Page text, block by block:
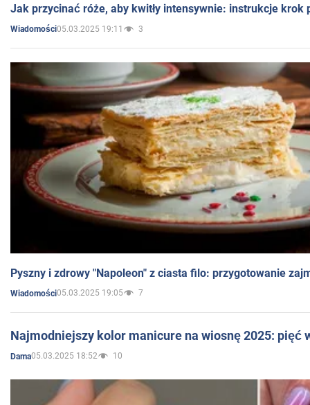
Jak przycinać róże, aby kwitły intensywnie: instrukcje krok
Wiadomości05.03.2025 19:11 3
Pyszny i zdrowy "Napoleon" z ciasta filo: przygotowanie
Wiadomości05.03.2025 19:05 7
Najmodniejszy kolor manicure na wiosnę 2025: pięć
Dama05.03.2025 18:52 10